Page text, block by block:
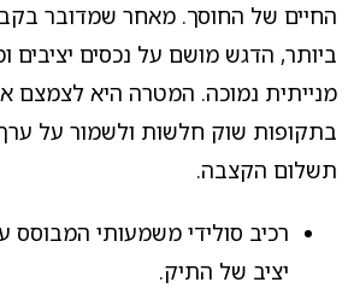
החיים של החוסך. מאחר שמדובר
ביותר, הדגש מושם על נכסים יציבים
מנייתית נמוכה. המטרה היא לצמצם
בתקופות שוק חלשות ולשמור על
תשלום הקצבה.
רכיב סולידי משמעותי המבוסס
יציב של התיק.